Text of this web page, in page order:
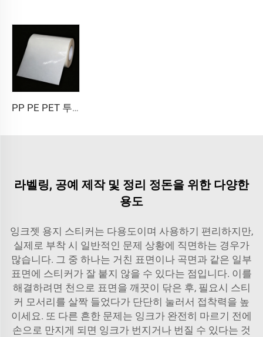
PP PE PET 투명 반투명 자가접착 합성 필름 소재 라벨지 대형 롤
라벨링, 공예 제작 및 정리 정돈을 위한 다양한
용도
잉크젯 용지 스티커는 다용도이며 사용하기 편리하지만,
실제로 부착 시 일반적인 문제 상황에 직면하는 경우가
많습니다. 그 중 하나는 거친 표면이나 곡면과 같은 일부
표면에 스티커가 잘 붙지 않을 수 있다는 점입니다. 이를
해결하려면 천으로 표면을 깨끗이 닦은 후, 필요시 스티
커 모서리를 살짝 들었다가 단단히 눌러서 접착력을 높
이세요. 또 다른 흔한 문제는 잉크가 완전히 마르기 전에
손으로 만지게 되면 잉크가 번지거나 번질 수 있다는 것